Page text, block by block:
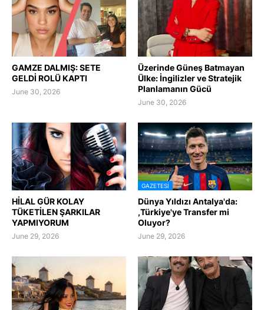
GAMZE DALMIŞ: SETE
GELDİ ROLÜ KAPTI
June 30, 2026
Üzerinde Güneş Batmayan
Ülke: İngilizler ve Stratejik
Planlamanın Gücü
June 30, 2026
HİLAL GÜR KOLAY
TÜKETİLEN ŞARKILAR
YAPMIYORUM
June 29, 2026
GAZETESI
Dünya Yıldızı Antalya'da:
,Türkiye'ye Transfer mi
Oluyor?
June 29, 2026